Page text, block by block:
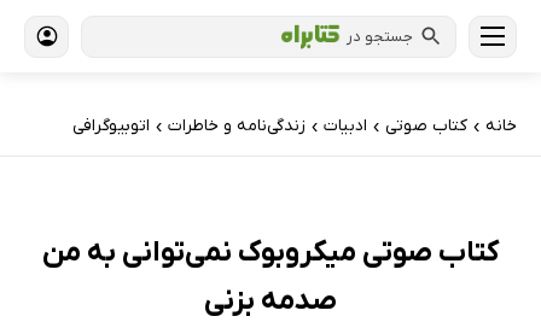
جستجو در
خانه › کتاب‌ صوتی › ادبیات › زندگی‌نامه و خاطرات › اتوبیوگرافی
کتاب صوتی میکروبوک نمی‌توانی به من
صدمه بزنی